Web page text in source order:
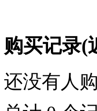
购买记录(
还没有人